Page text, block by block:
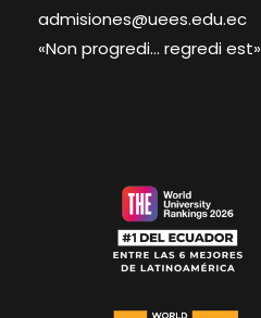
admisiones@uees.edu.ec
«Non progredi… regredi est»